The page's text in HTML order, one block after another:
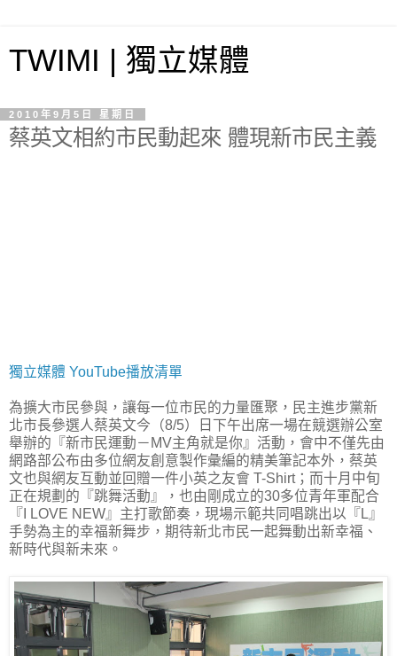
TWIMI | 獨立媒體
2010年9月5日 星期日
蔡英文相約市民動起來 體現新市民主義
獨立媒體 YouTube播放清單
為擴大市民參與，讓每一位市民的力量匯聚，民主進步黨新
北市長參選人蔡英文今（8/5）日下午出席一場在競選辦公室
舉辦的『新市民運動－MV主角就是你』活動，會中不僅先由
網路部公布由多位網友創意製作彙編的精美筆記本外，蔡英
文也與網友互動並回贈一件小英之友會 T-Shirt；而十月中旬
正在規劃的『跳舞活動』，也由剛成立的30多位青年軍配合
『I LOVE NEW』主打歌節奏，現場示範共同唱跳出以『L』
手勢為主的幸福新舞步，期待新北市民一起舞動出新幸福、
新時代與新未來。